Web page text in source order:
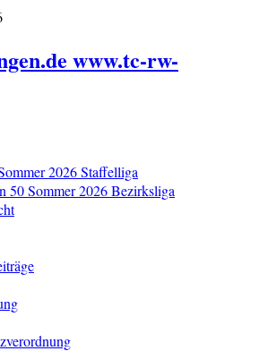
www.tc-rw-
2026 Staffelliga
50 Sommer 2026 Bezirksliga